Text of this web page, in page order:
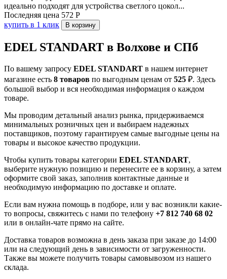
идеально подходят для устройства светлого цокол...
Последняя цена 572 Р
купить в 1 клик
В корзину
EDEL STANDART в Волхове и СПб
По вашему запросу EDEL STANDART в нашем интернет
магазине есть 8 товаров по выгодным ценам от 525 ₽. Здесь
большой выбор и вся необходимая информация о каждом
товаре.
Мы проводим детальный анализ рынка, придерживаемся
минимальных розничных цен и выбираем надежных
поставщиков, поэтому гарантируем самые выгодные цены на
товары и высокое качество продукции.
Чтобы купить товары категории EDEL STANDART,
выберите нужную позицию и перенесите ее в корзину, а затем
оформите свой заказ, заполнив контактные данные и
необходимую информацию по доставке и оплате.
Если вам нужна помощь в подборе, или у вас возникли какие-
то вопросы, свяжитесь с нами по телефону +7 812 740 68 02
или в онлайн-чате прямо на сайте.
Доставка товаров возможна в день заказа при заказе до 14:00
или на следующий день в зависимости от загруженности.
Также вы можете получить товары самовывозом из нашего
склада.